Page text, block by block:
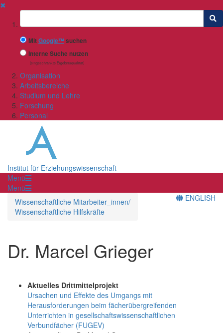
✖
Suchbegriff
MitGoogle™ suchen
Interne Suche nutzen
(eingeschränkte Ergebnisqualität)
Organisation
Arbeitsbereiche
Studium und Lehre
Forschung
Personal
Institut für Erziehungswissenschaft
Menü
Menü
Wissenschaftliche Mitarbeiter_innen/
Wissenschaftliche Hilfskräfte
ENGLISH
Dr. Marcel Grieger
Aktuelles Drittmittelprojekt
Ursachen und Effekte des Umgangs mit
Herausforderungen beim fächerübergreifenden
Unterrichten in gesellschaftswissenschaftlichen
Verbundfächer (FUGEV)